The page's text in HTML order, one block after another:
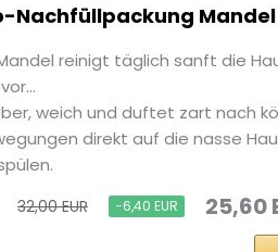
Nachfüllpackung
reinigt täglich sanft die
weich und duftet zart nach
direkt auf die nasse
32,00 EUR −6,40 EUR 25,60